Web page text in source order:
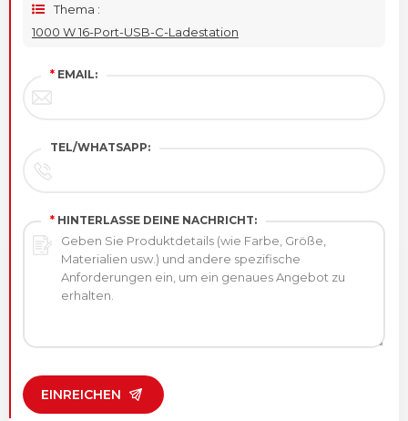
Thema :
1000 W 16-Port-USB-C-Ladestation
* EMAIL:
TEL/WHATSAPP:
* HINTERLASSE DEINE NACHRICHT:
EINREICHEN